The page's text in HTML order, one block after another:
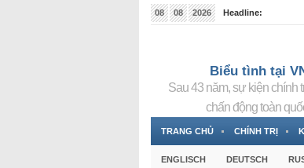
08 08 2026
Headline:
Biểu tình tại
Sau 43 năm, sự kiện chính
chấn động toàn
TRANG CHỦ CHÍNH TRỊ
ENGLISCH DEUTSCH